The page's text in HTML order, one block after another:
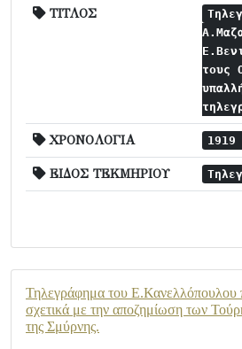
ΤΙΤΛΟΣ
τους
ΧΡΟΝΟΛΟΓΙΑ 1919
ΕΙΔΟΣ ΤΕΚΜΗΡΙΟΥ
Τηλεγράφημα του Ε.Κανελλόπουλου
σχετικά με την αποζημίωση των
της Σμύρνης.